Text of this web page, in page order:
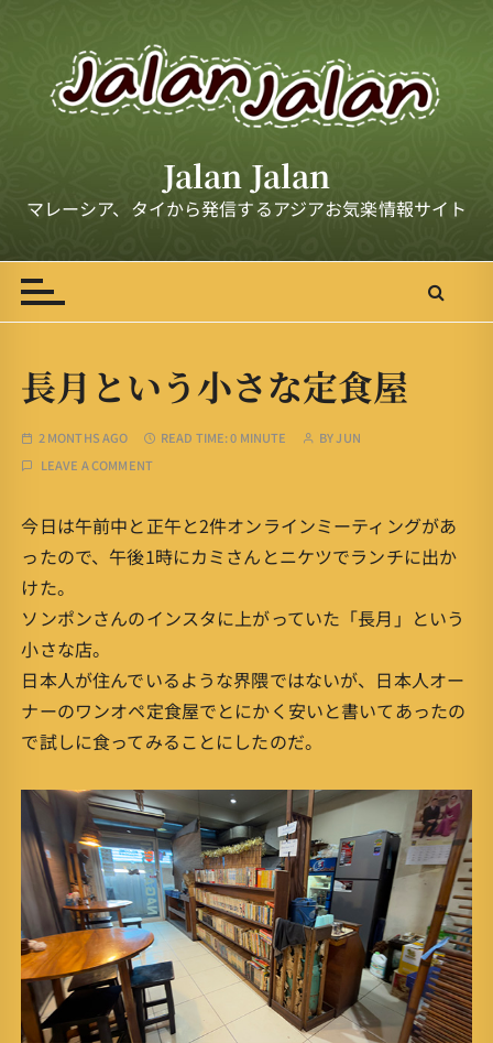
t
n
Jalan Jalan
マレーシア、タイから発信するアジアお気楽情報サイト
長月という小さな定食屋
2 MONTHS AGO READ TIME:0 MINUTE BYJUN
LEAVE A COMMENT
今日は午前中と正午と2件オンラインミーティングがあ
ったので、午後1時にカミさんとニケツでランチに出か
けた。
ソンポンさんのインスタに上がっていた「長月」という
小さな店。
日本人が住んでいるような界隈ではないが、日本人オー
ナーのワンオペ定食屋でとにかく安いと書いてあったの
で試しに食ってみることにしたのだ。